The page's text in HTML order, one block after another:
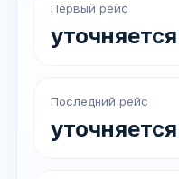
Первый рейс
уточняется
Последний рейс
уточняется